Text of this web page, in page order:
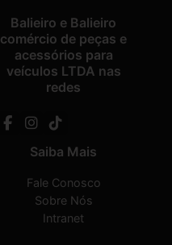
Balieiro e Balieiro
comércio de peças e
acessórios para
veículos LTDA nas
redes
Saiba Mais
Fale Conosco
Sobre Nós
Intranet